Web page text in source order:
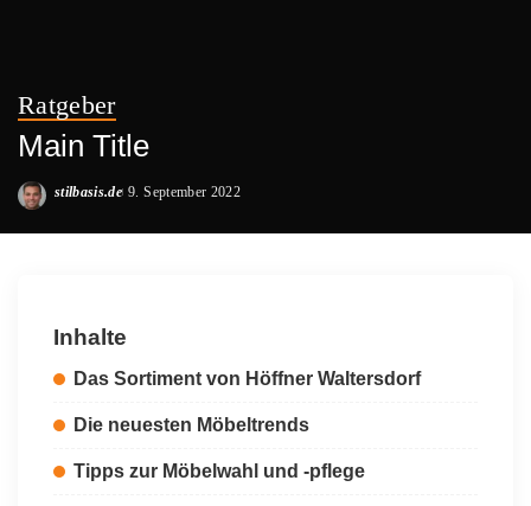
Ratgeber
Main Title
Posted
stilbasis.de 9. September 2022
Inhalte
Das Sortiment von Höffner Waltersdorf
Die neuesten Möbeltrends
Tipps zur Möbelwahl und -pflege